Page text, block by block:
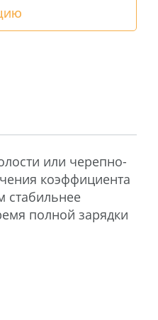
или черепно-
коэффициента
стабильнее
полной зарядки